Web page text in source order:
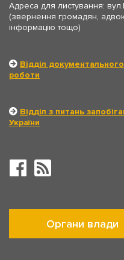
Адреса для листування:
(звернення громадян,
інформацію тощо)
Відділ
роботи
Відділ з питань
України
Органи влади